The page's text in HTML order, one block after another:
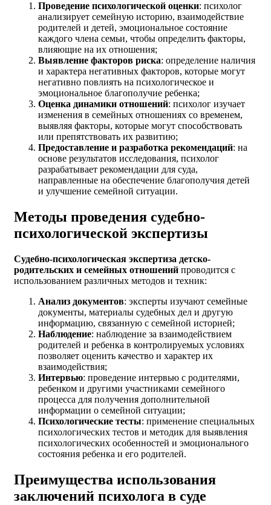
Проведение психологической оценки: психолог
анализирует семейную историю, взаимодействие
родителей и детей, эмоциональное состояние
каждого члена семьи, чтобы определить факторы,
влияющие на их отношения;
Выявление факторов риска: определение наличия
и характера негативных факторов, которые могут
негативно повлиять на психологическое и
эмоциональное благополучие ребенка;
Оценка динамики отношений: психолог изучает
изменения в семейных отношениях со временем,
выявляя факторы, которые могут способствовать
или препятствовать их развитию;
Предоставление и разработка рекомендаций: на
основе результатов исследования, психолог
разрабатывает рекомендации для суда,
направленные на обеспечение благополучия детей
и улучшение семейной ситуации.
Методы проведения судебно-
психологической экспертизы
Судебно-психологическая экспертиза детско-
родительских и семейных отношений проводится с
использованием различных методов и техник:
Анализ документов: эксперты изучают семейные
документы, материалы судебных дел и другую
информацию, связанную с семейной историей;
Наблюдение: наблюдение за взаимодействием
родителей и ребенка в контролируемых условиях
позволяет оценить качество и характер их
взаимодействия;
Интервью: проведение интервью с родителями,
ребенком и другими участниками семейного
процесса для получения дополнительной
информации о семейной ситуации;
Психологические тесты: применение специальных
психологических тестов и методик для выявления
психологических особенностей и эмоционального
состояния ребенка и его родителей.
Преимущества использования
заключений психолога в суде